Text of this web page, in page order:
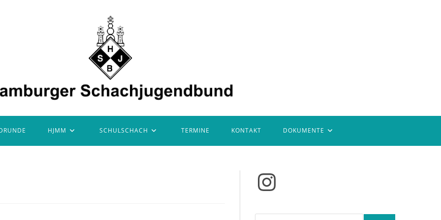
HJMM SCHULSCHACH TERMINE KONTAKT DOKUMENTE
Instagram